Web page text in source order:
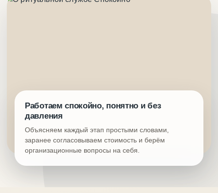
Работаем спокойно, понятно и без
давления
Объясняем каждый этап простыми словами,
заранее согласовываем стоимость и берём
организационные вопросы на себя.